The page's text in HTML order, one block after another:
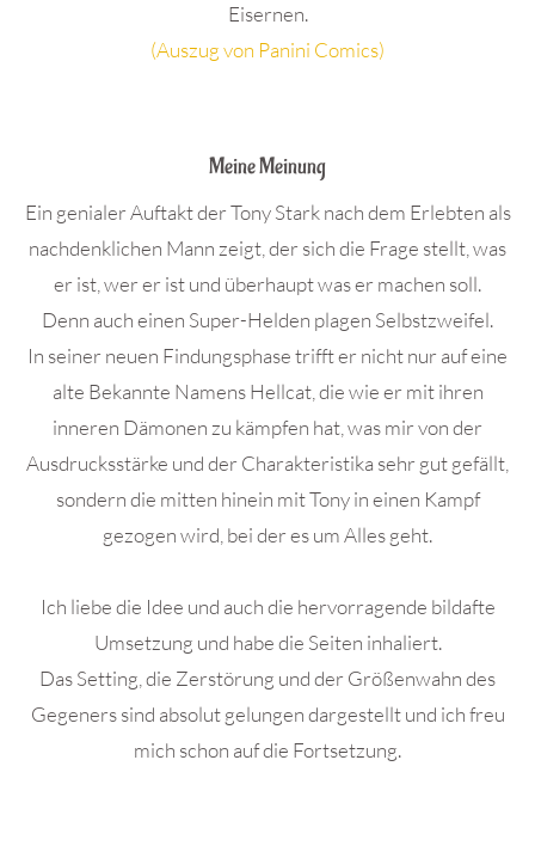
Eisernen.
(Auszug von Panini Comics)
Meine Meinung
Ein genialer Auftakt der Tony Stark nach dem Erlebten als
nachdenklichen Mann zeigt, der sich die Frage stellt, was
er ist, wer er ist und überhaupt was er machen soll.
Denn auch einen Super-Helden plagen Selbstzweifel.
In seiner neuen Findungsphase trifft er nicht nur auf eine
alte Bekannte Namens Hellcat, die wie er mit ihren
inneren Dämonen zu kämpfen hat, was mir von der
Ausdrucksstärke und der Charakteristika sehr gut gefällt,
sondern die mitten hinein mit Tony in einen Kampf
gezogen wird, bei der es um Alles geht.
Ich liebe die Idee und auch die hervorragende bildafte
Umsetzung und habe die Seiten inhaliert.
Das Setting, die Zerstörung und der Größenwahn des
Gegeners sind absolut gelungen dargestellt und ich freu
mich schon auf die Fortsetzung.